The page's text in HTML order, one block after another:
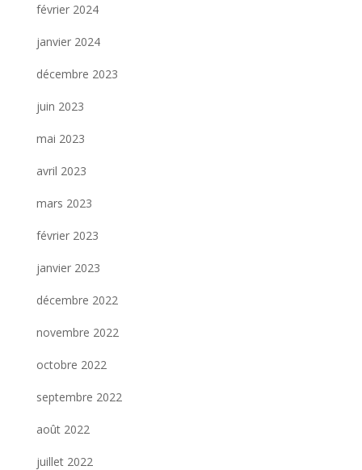
février 2024
janvier 2024
décembre 2023
juin 2023
mai 2023
avril 2023
mars 2023
février 2023
janvier 2023
décembre 2022
novembre 2022
octobre 2022
septembre 2022
août 2022
juillet 2022